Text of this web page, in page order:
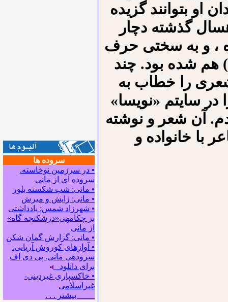
سروده ها
• در سرزمین نوخاسته.
سروده ای از مانی
• مانی: شب شکسته بلور
• مانی: زایش و میرش
• شهرزاد شمس: یادداشتی
بر چکامه‍ی«درشکنجه گاه»
از مانی
• مانی: گزارش گمان شکن
• آوازهای کوروش آریایی.
سروده‍ی مانی. پی دی اف
برای دانلود
• خاکسپاری غیردینی-
غیراسلامی
بیشتر . . .
او بتوانند گزیده
گذشته دچار
، و به سختی حرف
هم شده بود. چند
را خطاب به
سایتم «نویسا»
آن شعر و نوشته
با خانواده و